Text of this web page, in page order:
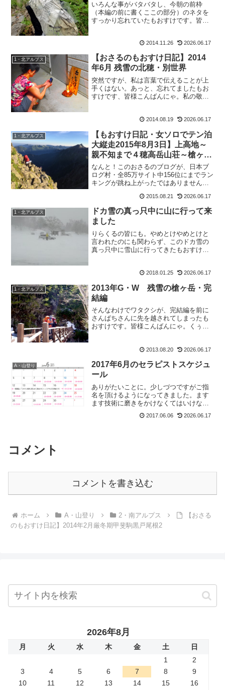
いろんな事がバタバタし、今朝の前枠
（本編の前に書くここの部分）のネタを
すっかり忘れていたもおすけです。皆
2014.11.26 2026.06.17
1・北アルプス
【おさるのもおすけ日記】2014
年6月 残雪の北穂・別世界
突然ですが、私は言葉で伝えることが上
手くはない。あっと、忘れてましたもお
すけです、皆様こんばんにゃ。私の敬愛
る。それだけに、全文が印象に残る。そ
2014.08.19 2026.06.17
1・北アルプス
【もおすけ日記・女ソロでテン泊
大縦走2015年8月3日】上高地～
親不知まで４穂高岳山荘～槍ヶ岳
山荘＆お薦め行動食
なんと！このおさるのブログが、日本ブ
ログ村・全85万サイト中156位にまでラン
キングが跳ね上がったではありません
の応援ポチコのお蔭です。ありがとうご
ざいます。なので皆様、明日からは一人
10回ポチッと・・・...
2015.08.21 2026.06.17
1・北アルプス
ドカ雪の真っ只中に山に行って来
ました
りらくるの皆にも。やめとけやめとけと
言われたのにも関わらず、このドカ雪の
真っ只中に雪山に行ってきたもおすけで
景でしたよ。駐車場の時点で。雪と風。
2018.01.25 2026.06.17
1・北アルプス
2013年G・W 残雪の槍ヶ岳・完
結編
そんなわけでワタクシが、完結編を前に
さんぱちさんに先を越されてしまったも
おすけです。皆様こんばんにゃ。くぅ。
く書き上げて、山行と更新を追いつかせ
たいのに～。と、ぼやき...
2013.08.20 2026.06.17
A・山登り
2017年6月のセラピストスケジュ
ール
ありがたいことに。少しづつですがご指
名を頂けるようになってきました。ます
ます技術に磨きをかけなくてはいけない
少し揉みほぐして下さい」ってお客様が
2017.06.06 2026.06.17
コメント
コメントを書き込む
ホーム A・山登り 2・南アルプス
【おさる
のもおすけ日記】2014年2月厳冬期甲斐駒黒戸尾根2
2026年8月
月 火 水 木 金 土
日
1
2
3
4 5 6 7 8
9
10
11 12 13 14 15
16